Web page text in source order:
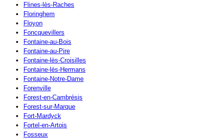
Flines-lès-Raches
Floringhem
Floyon
Foncquevillers
Fontaine-au-Bois
Fontaine-au-Pire
Fontaine-lès-Croisilles
Fontaine-lès-Hermans
Fontaine-Notre-Dame
Forenville
Forest-en-Cambrésis
Forest-sur-Marque
Fort-Mardyck
Fortel-en-Artois
Fosseux